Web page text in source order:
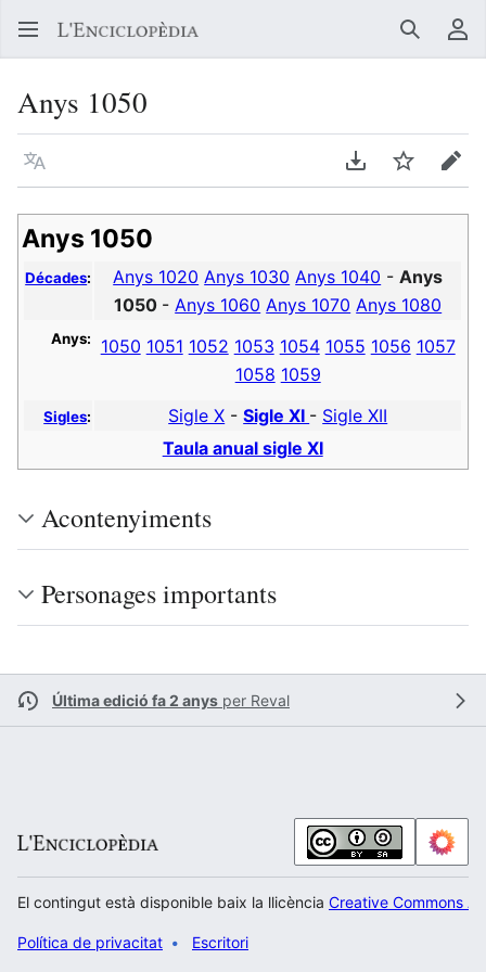
Buscar
Anys 1050
Llegir en un atre idioma Descarregar en
Vigilar
Anys 1050
Décades: Anys 1020 Anys 1030 Anys 1040 -Anys
1050 -Anys 1060 Anys 1070 Anys 1080
Anys: 1050 1051 1052 1053 1054 1055 1056 1057
1058 1059
Sigles: Sigle X -Sigle XI - Sigle XII
Taula anual sigle XI
Acontenyiments
Personages importants
Última edició fa 2 anys per Reval
El contingut està disponible baix la llicència Creative Commons
Política de privacitat Escritori